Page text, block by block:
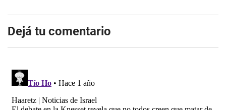
Dejá tu comentario